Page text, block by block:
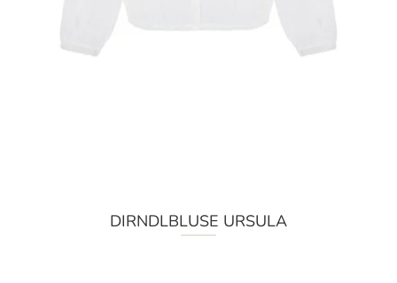
DIRNDLBLUSE URSULA